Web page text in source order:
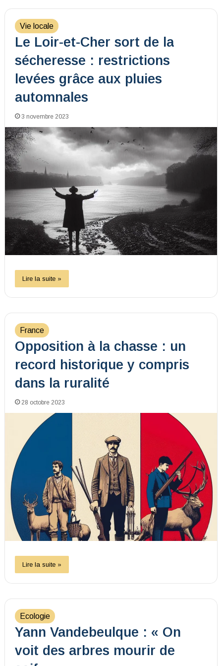
Vie locale
Le Loir-et-Cher sort de la
sécheresse : restrictions
levées grâce aux pluies
automnales
3 novembre 2023
Lire la suite »
France
Opposition à la chasse : un
record historique y compris
dans la ruralité
28 octobre 2023
Lire la suite »
Ecologie
Yann Vandebeulque : « On
voit des arbres mourir de